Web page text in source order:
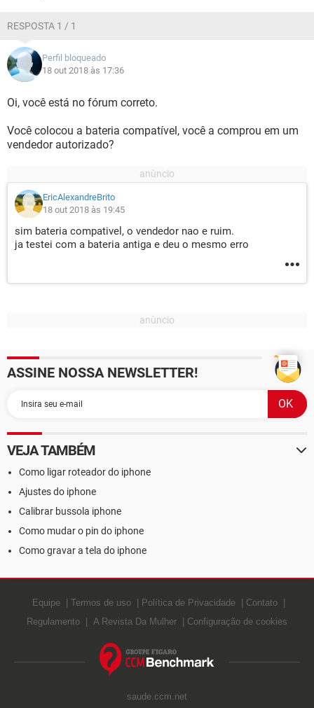
RESPOSTA 1 / 1
Perfil bloqueado
18 out 2018 às 17:36
Oi, você está no fórum correto.
Você colocou a bateria compatível, você a comprou em um
vendedor autorizado?
EricAlexandreBrito
18 out 2018 às 19:45
sim bateria compativel, o vendedor nao e ruim.
ja testei com a bateria antiga e deu o mesmo erro
ASSINE NOSSA NEWSLETTER!
VEJA TAMBÉM
Como ligar roteador do iphone
Ajustes do iphone
Calibrar bussola iphone
Como mudar o pin do iphone
Como gravar a tela do iphone
Equipe Termos de uso Política de Privacidade
Contato
Regulamento
A Revista Da Mulher Configuração de cookies
saude.ccm.net